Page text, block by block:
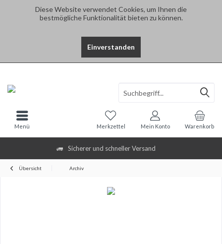
Diese Website verwendet Cookies, um Ihnen die
bestmögliche Funktionalität bieten zu können.
Einverstanden
Sicherer und schneller Versand
Warenkorb
Merkzettel Mein Konto
Menü
Übersicht Archiv